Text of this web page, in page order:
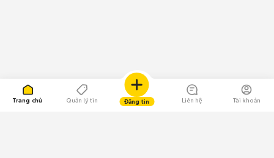
Trang chủ Quản lý tin Đăng tin Liên hệ Tài khoản